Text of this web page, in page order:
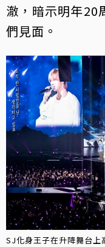
澈，暗示明年20
們見面。
SJ化身王子在升降舞台上